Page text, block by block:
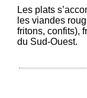
Les plats
les viandes
fritons, confits),
du Sud-Ouest.